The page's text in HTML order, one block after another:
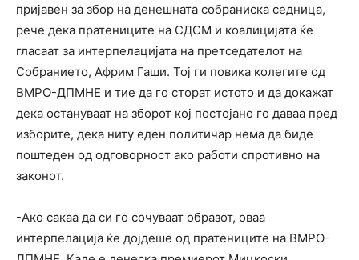
пријавен за збор на денешната собраниска седница,
рече дека пратениците на СДСМ и коалицијата ќе
гласаат за интерпелацијата на претседателот на
Собранието, Африм Гаши. Тој ги повика колегите од
ВМРО-ДПМНЕ и тие да го сторат истото и да докажат
дека остануваат на зборот кој постојано го даваа пред
изборите, дека ниту еден политичар нема да биде
поштеден од одговорност ако работи спротивно на
законот.
-Ако сакаа да си го сочуваат образот, оваа
интерпелација ќе дојдеше од пратениците на ВМРО-